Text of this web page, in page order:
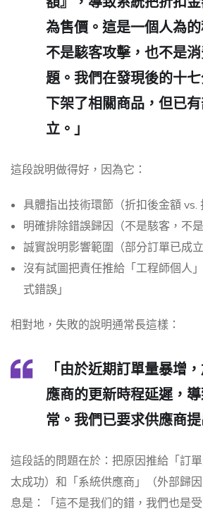
為售價。這是一個人為的
不是駭客攻擊，也不是
題。我們在發現後的十
下架了相關商品，但已
立。」
這段說明做得好，因為它：
具體指出技術環節（折扣後金額 vs.
明確排除錯誤歸因（不是駭客，不是
誠實說明影響範圍（部分訂單已成立
沒有試圖把責任推給「工程師個人
式錯誤」
相對地，失敗的說明通常長這樣：
「由於近期訂單量暴增
應商的更新時程延遲，
常。我們已要求供應商提
這段話的問題在於：把原因推給「訂
太成功）和「系統供應商」（外部歸
息是：「這不是我们的錯，我們也是